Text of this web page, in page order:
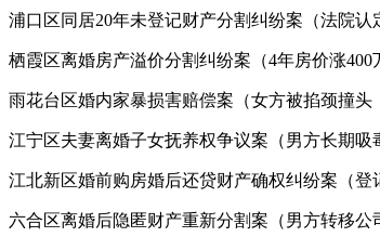
浦口区同居20年未登记财产分割纠纷案（法院认
栖霞区离婚房产溢价分割纠纷案（4年房价涨400
雨花台区婚内家暴损害赔偿案（女方被掐颈撞头
江宁区夫妻离婚子女抚养权争议案（男方长期吸
江北新区婚前购房婚后还贷财产确权纠纷案（登
六合区离婚后隐匿财产重新分割案（男方转移公